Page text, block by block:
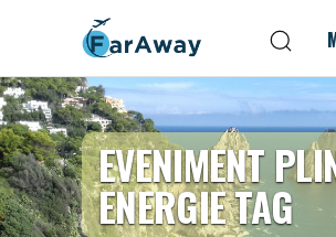
EVENIMENT
ENERGIE TAG